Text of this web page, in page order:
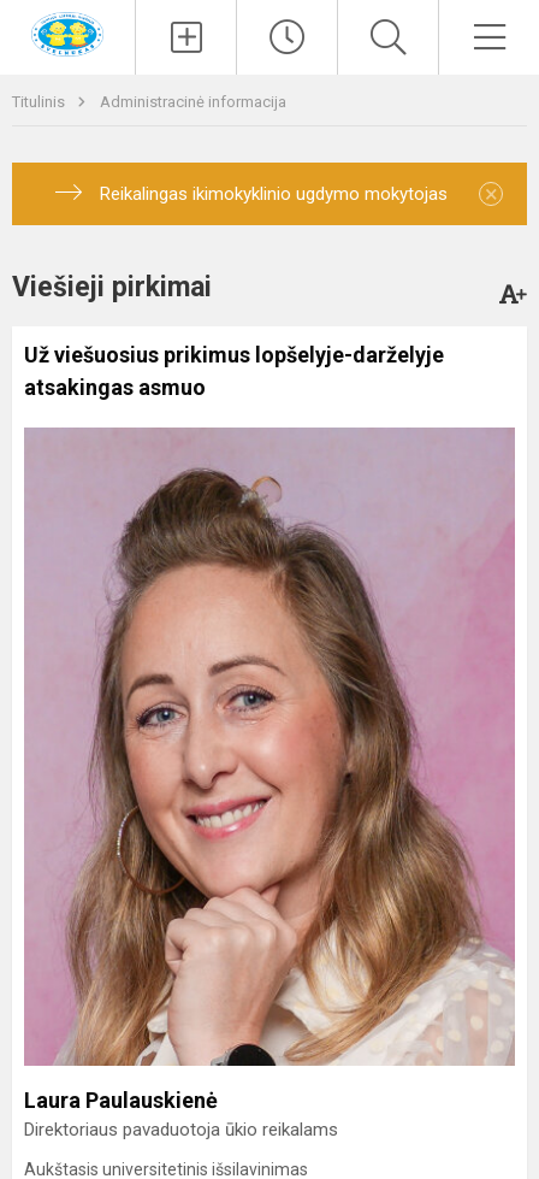
Titulinis Administracinė informacija
Reikalingas ikimokyklinio ugdymo mokytojas ×
Viešieji pirkimai
Už viešuosius prikimus lopšelyje-darželyje
atsakingas asmuo
Laura Paulauskienė
Direktoriaus pavaduotoja ūkio reikalams
Aukštasis universitetinis išsilavinimas